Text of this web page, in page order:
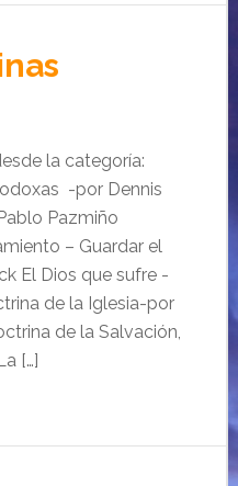
la categoría:
-por Dennis
Pazmiño
– Guardar el
El Dios que sufre -
de la Iglesia-por
de la Salvación,
[…]